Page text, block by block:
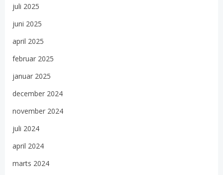
juli 2025
juni 2025
april 2025
februar 2025
januar 2025
december 2024
november 2024
juli 2024
april 2024
marts 2024